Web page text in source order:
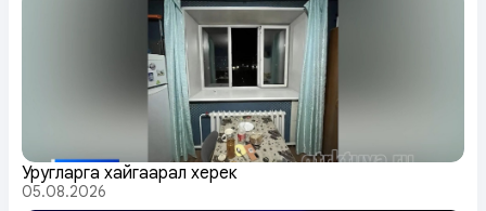
Уругларга хайгаарал херек
05.08.2026